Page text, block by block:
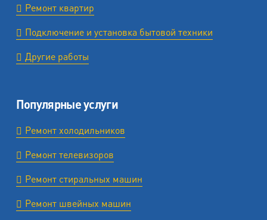
Ремонт квартир
Подключение и установка бытовой техники
Другие работы
Популярные услуги
Ремонт холодильников
Ремонт телевизоров
Ремонт стиральных машин
Ремонт швейных машин